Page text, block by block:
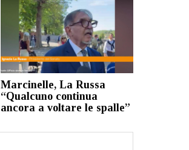
Marcinelle, La Russa
“Qualcuno continua
ancora a voltare le spalle”